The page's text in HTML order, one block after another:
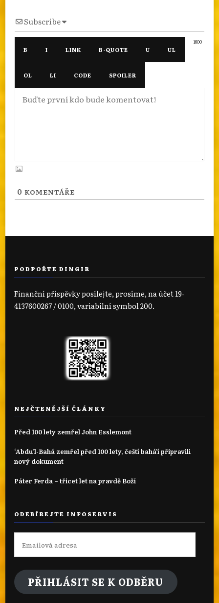
Subscribe
1800
0 KOMENTÁŘE
PODPOŘTE DINGIR
Finanční příspěvky posílejte, prosíme, na účet 19‐
4137600267 / 0100, variabilní symbol 200.
NEJČTENĚJŠÍ ČLÁNKY
Před 100 lety zemřel John Esslemont
‘Abdu’l-Bahá zemřel před 100 lety, čeští bahá'í připravili
nový dokument
Páter Ferda – třicet let na pravdě Boží
ODEBÍREJTE INFOSERVIS
adresa
PŘIHLÁSIT SE K ODBĚRU